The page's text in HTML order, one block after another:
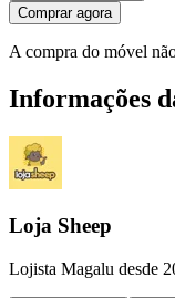
Comprar agora
A compra do móvel
Informações
Loja Sheep
Lojista Magalu desde